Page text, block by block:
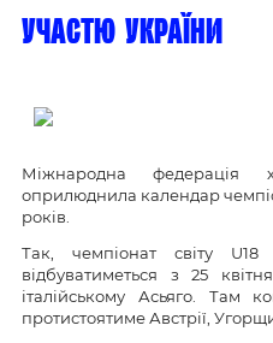
участю України
Міжнародна
оприлюднила календар
років.
Так, чемпіонат світу
відбуватиметься з 25
італійському Асьяго. Там
протистоятиме Австрії,